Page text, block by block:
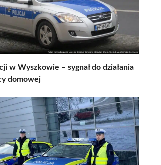
w Wyszkowie – sygnał do działania
domowej